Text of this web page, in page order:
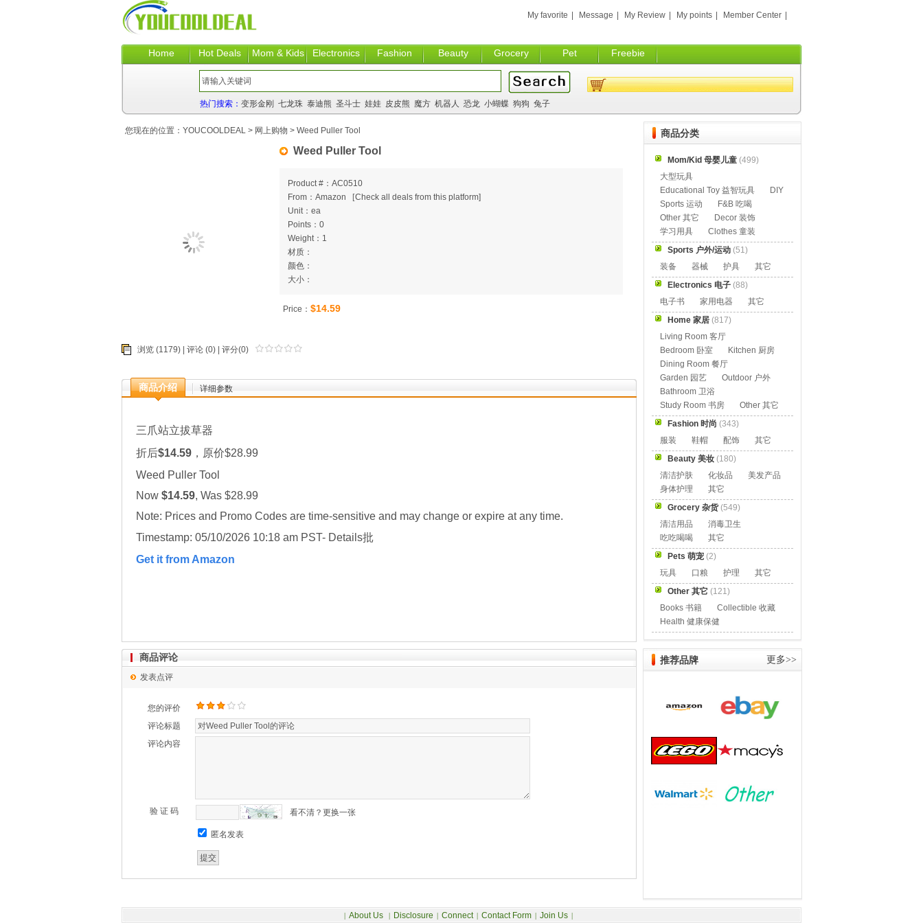
Home Hot Deals Mom & Kids Electronics Fashion Beauty Grocery Pet Freebie
My favorite Message My Review My points Member Center
热门搜索： 变形金刚 七龙珠 泰迪熊 圣斗士 娃娃 皮皮熊 魔方 机器人 恐龙 小蝴蝶 狗狗 兔子
Weed Puller Tool
Product #：AC0510
From：Amazon
[Check all deals from this platform]
Unit：ea
Points：0
Weight：1
材质：
颜色：
大小：
Price： $14.59
浏览 (1179) | 评论 (0) | 评分(0)
商品介绍 详细参数
三爪站立拔草器
折后$14.59 ，原价$28.99
Weed Puller Tool
Now $14.59, Was $28.99
Note: Prices and Promo Codes are time-sensitive and may change or expire at any time.
Timestamp: 05/10/2026 10:18 am PST- Details批
Get it from Amazon
您现在的位置： YOUCOOLDEAL > 网上购物 > Weed Puller Tool
商品评论
发表点评
您的评价
评论标题
评论内容
验 证 码 看不清？更换一张
匿名发表
商品分类
Mom/Kid 母婴儿童 (499)
大型玩具
Educational Toy 益智玩具
DIY
Sports 运动
F&B 吃喝
Other 其它
Decor 装饰
学习用具
Clothes 童装
Sports 户外/运动 (51)
装备
器械 护具
其它
Electronics 电子 (88)
电子书
家用电器
其它
Home 家居 (817)
Living Room 客厅
Bedroom 卧室
Kitchen 厨房
Dining Room 餐厅
Garden 园艺
Outdoor 户外
Bathroom 卫浴
Study Room 书房
Other 其它
Fashion 时尚 (343)
服装
鞋帽 配饰
其它
Beauty 美妆 (180)
清洁护肤
化妆品
美发产品
身体护理
其它
Grocery 杂货(549)
清洁用品
消毒卫生
吃吃喝喝
其它
Pets 萌宠 (2)
玩具
口粮 护理
其它
Other 其它 (121)
Books 书籍
Collectible 收藏
Health 健康保健
推荐品牌 更多>>
| About Us | Disclosure | Connect | Contact Form | Join Us |